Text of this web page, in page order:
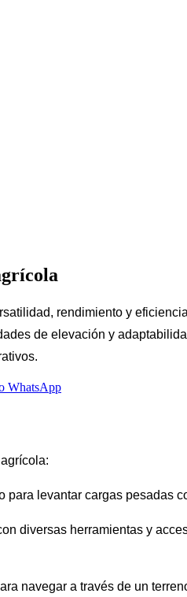
rendimiento y
de elevación y
WhatsApp
para levantar cargas pesadas
diversas herramientas y
navegar a través de un